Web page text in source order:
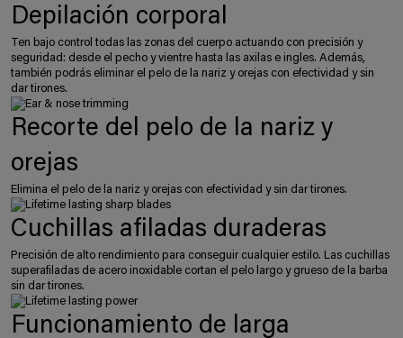
Depilación corporal
Ten bajo control todas las zonas del cuerpo actuando con precisión y
seguridad: desde el pecho y vientre hasta las axilas e ingles. Además,
también podrás eliminar el pelo de la nariz y orejas con efectividad y sin
dar tirones.
Recorte del pelo de la nariz y
orejas
Elimina el pelo de la nariz y orejas con efectividad y sin dar tirones.
Cuchillas afiladas duraderas
Precisión de alto rendimiento para conseguir cualquier estilo. Las cuchillas
superafiladas de acero inoxidable cortan el pelo largo y grueso de la barba
sin dar tirones.
Funcionamiento de larga